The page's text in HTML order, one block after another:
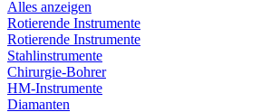
Alles anzeigen
Rotierende Instrumente
Rotierende Instrumente
Stahlinstrumente
Chirurgie-Bohrer
HM-Instrumente
Diamanten